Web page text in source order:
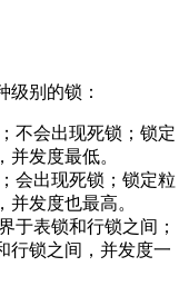
级别的锁：
不会出现死锁；锁定
发度最低。
会出现死锁；锁定粒
发度也最高。
于表锁和行锁之间；
行锁之间，并发度一